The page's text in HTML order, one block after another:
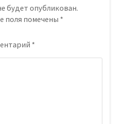
будет опубликован.
поля помечены *
*